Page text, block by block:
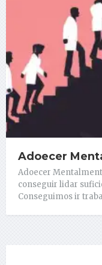
Adoecer
Adoecer
conseguir lidar
Conseguimos ir